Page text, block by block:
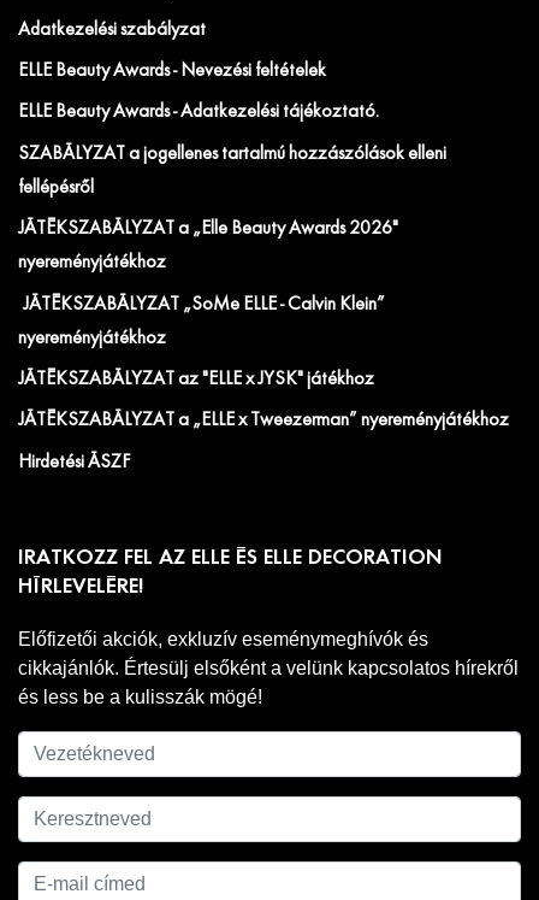
Adatkezelési szabályzat
ELLE Beauty Awards - Nevezési feltételek
ELLE Beauty Awards - Adatkezelési tájékoztató.
SZABÁLYZAT a jogellenes tartalmú hozzászólások elleni
fellépésről
JÁTÉKSZABÁLYZAT a „Elle Beauty Awards 2026"
nyereményjátékhoz
JÁTÉKSZABÁLYZAT „SoMe ELLE - Calvin Klein”
nyereményjátékhoz
JÁTÉKSZABÁLYZAT az "ELLE x JYSK" játékhoz
JÁTÉKSZABÁLYZAT a „ELLE x Tweezerman” nyereményjátékhoz
Hirdetési ÁSZF
IRATKOZZ FEL AZ ELLE ÉS ELLE DECORATION
HÍRLEVELÉRE!
Előfizetői akciók, exkluzív eseménymeghívók és
cikkajánlók. Értesülj elsőként a velünk kapcsolatos hírekről
és less be a kulisszák mögé!